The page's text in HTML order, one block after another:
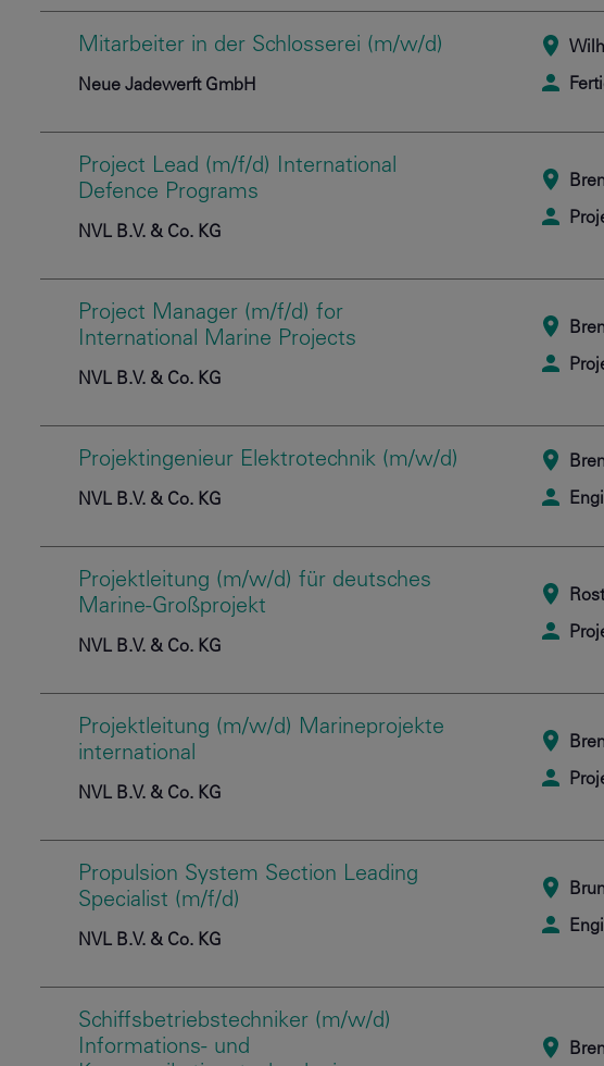
Mitarbeiter in der Schlosserei (m/w/d)
Neue Jadewerft GmbH
Project Lead (m/f/d) International
Defence Programs
NVL B.V. & Co. KG
Project Manager (m/f/d) for
International Marine Projects
NVL B.V. & Co. KG
Projektingenieur Elektrotechnik (m/w/d)
NVL B.V. & Co. KG
Projektleitung (m/w/d) für deutsches
Marine-Großprojekt
NVL B.V. & Co. KG
Projektleitung (m/w/d) Marineprojekte
international
NVL B.V. & Co. KG
Propulsion System Section Leading
Specialist (m/f/d)
NVL B.V. & Co. KG
Schiffsbetriebstechniker (m/w/d)
Informations- und